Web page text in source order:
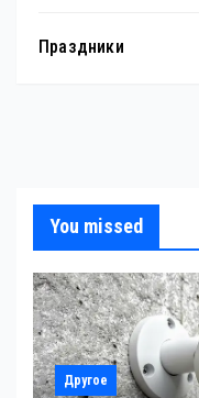
Праздники
You missed
Другое